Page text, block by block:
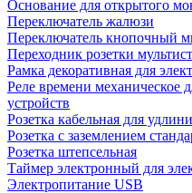
Основание для открытого
Переключатель жалюзи
Переключатель кнопочный
Переходник розетки
Рамка декоративная для
Реле времени механическое
устройств
Розетка кабельная для
Розетка с заземлением
Розетка штепсельная
Таймер электронный для
Электропитание USB